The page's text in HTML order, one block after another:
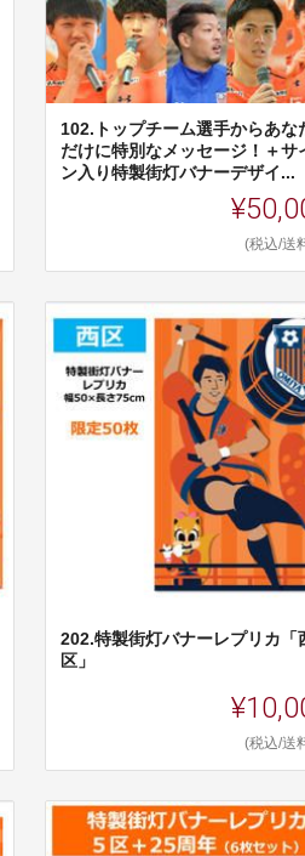
102.トップチーム選手からあな
だけに特別なメッセージ！＋サ
ン入り特製街灯バナーデザイ...
(税込/送
202.特製街灯バナーレプリカ「
区」
(税込/送